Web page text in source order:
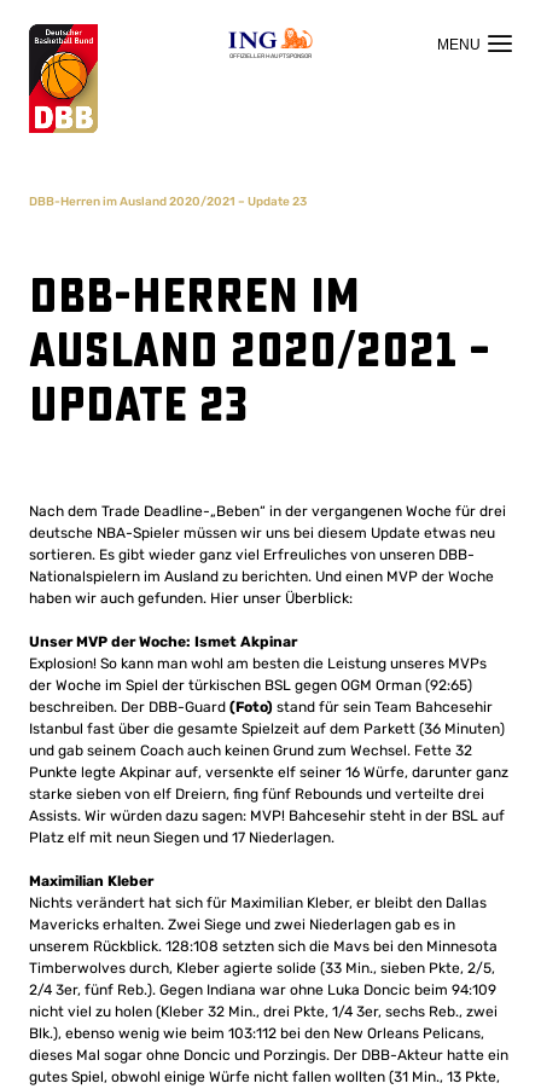
OFFIZIELLER HAUPTSPONSOR
DBB-Herren im Ausland 2020/2021 – Update 23
DBB-Herren im
Ausland 2020/2021 –
Update 23
Nach dem Trade Deadline-„Beben“ in der vergangenen Woche für drei
deutsche NBA-Spieler müssen wir uns bei diesem Update etwas neu
sortieren. Es gibt wieder ganz viel Erfreuliches von unseren DBB-
Nationalspielern im Ausland zu berichten. Und einen MVP der Woche
haben wir auch gefunden. Hier unser Überblick:
Unser MVP der Woche: Ismet Akpinar
Explosion! So kann man wohl am besten die Leistung unseres MVPs
der Woche im Spiel der türkischen BSL gegen OGM Orman (92:65)
beschreiben. Der DBB-Guard (Foto) stand für sein Team Bahcesehir
Istanbul fast über die gesamte Spielzeit auf dem Parkett (36 Minuten)
und gab seinem Coach auch keinen Grund zum Wechsel. Fette 32
Punkte legte Akpinar auf, versenkte elf seiner 16 Würfe, darunter ganz
starke sieben von elf Dreiern, fing fünf Rebounds und verteilte drei
Assists. Wir würden dazu sagen: MVP! Bahcesehir steht in der BSL auf
Platz elf mit neun Siegen und 17 Niederlagen.
Maximilian Kleber
Nichts verändert hat sich für Maximilian Kleber, er bleibt den Dallas
Mavericks erhalten. Zwei Siege und zwei Niederlagen gab es in
unserem Rückblick. 128:108 setzten sich die Mavs bei den Minnesota
Timberwolves durch, Kleber agierte solide (33 Min., sieben Pkte, 2/5,
2/4 3er, fünf Reb.). Gegen Indiana war ohne Luka Doncic beim 94:109
nicht viel zu holen (Kleber 32 Min., drei Pkte, 1/4 3er, sechs Reb., zwei
Blk.), ebenso wenig wie beim 103:112 bei den New Orleans Pelicans,
dieses Mal sogar ohne Doncic und Porzingis. Der DBB-Akteur hatte ein
gutes Spiel, obwohl einige Würfe nicht fallen wollten (31 Min., 13 Pkte,